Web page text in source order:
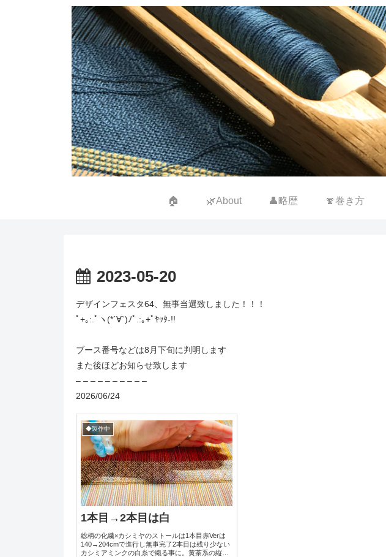
🏠 🌿About 👤略歴 🧣巻き方
2023-05-20
デザインフェスタ64、無事当選致しました！！！
ﾟ+｡:.ﾟヽ(*´∀`)ﾉﾟ.:｡+ﾟﾔｯﾀ-!!
ブース番号などは8月下旬に判明します
また後ほどお知らせ致します
– – – – – – – – – –
2026/06/24
◆製作中
1本目→2本目は白
総柄の化繊×カシミヤのストールは1本目赤Verは
140→204cmで進行し無事完了2本目は残り少ない
カシミアミンクの白糸で織る事に。黄茶系の縦糸